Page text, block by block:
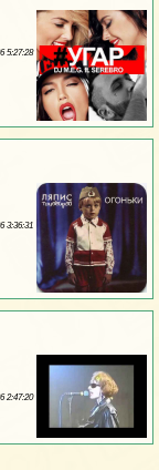
5:27:28
3:36:31
2:47:20